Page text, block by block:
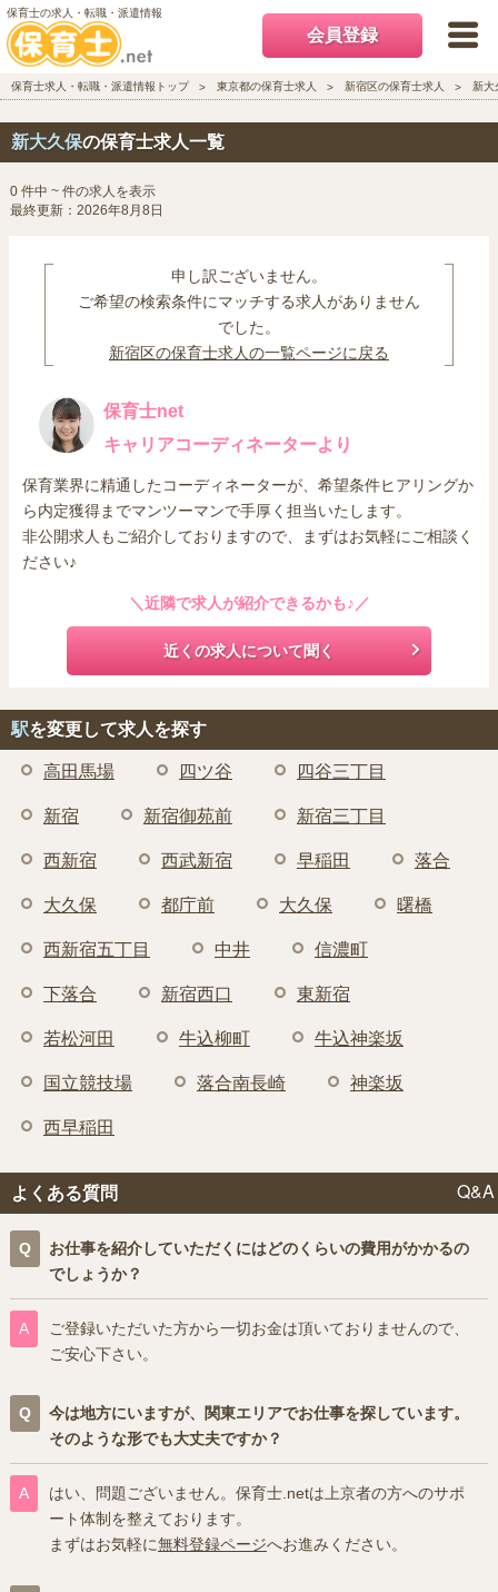
保育士の求人・転職・派遣情報
会員登録
保育士求人・転職・派遣情報トップ 東京都の保育士求人 新宿区の保育士求人 新大
新大久保の保育士求人一覧
0 件中 ~ 件の求人を表示
最終更新：2026年8月8日
申し訳ございません。
ご希望の検索条件にマッチする求人がありません
でした。
新宿区の保育士求人の一覧ページに戻る
保育士net
キャリアコーディネーターより
保育業界に精通したコーディネーターが、希望条件ヒアリングか
ら内定獲得までマンツーマンで手厚く担当いたします。
非公開求人もご紹介しておりますので、まずはお気軽にご相談く
ださい♪
＼近隣で求人が紹介できるかも♪／
近くの求人について聞く
駅を変更して求人を探す
高田馬場 四ツ谷 四谷三丁目
新宿 新宿御苑前 新宿三丁目
西新宿 西武新宿 早稲田 落合
大久保 都庁前 大久保 曙橋
西新宿五丁目 中井 信濃町
下落合 新宿西口 東新宿
若松河田 牛込柳町 牛込神楽坂
国立競技場 落合南長崎 神楽坂
西早稲田
よくある質問 Q&A
お仕事を紹介していただくにはどのくらいの費用がかかるの
でしょうか？
ご登録いただいた方から一切お金は頂いておりませんので、
ご安心下さい。
今は地方にいますが、関東エリアでお仕事を探しています。
そのような形でも大丈夫ですか？
はい、問題ございません。保育士.netは上京者の方へのサポ
ート体制を整えております。
まずはお気軽に無料登録ページへお進みください。